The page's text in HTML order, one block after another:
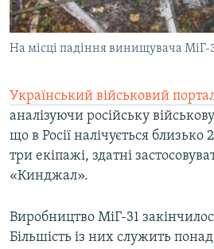
На місці падіння винищувача МіГ-
Український військовий
аналізуючи російську
що в Росії налічується близько
три екіпажі, здатні
«Кинджал».
Виробництво МіГ-31
Більшість із них служить понад